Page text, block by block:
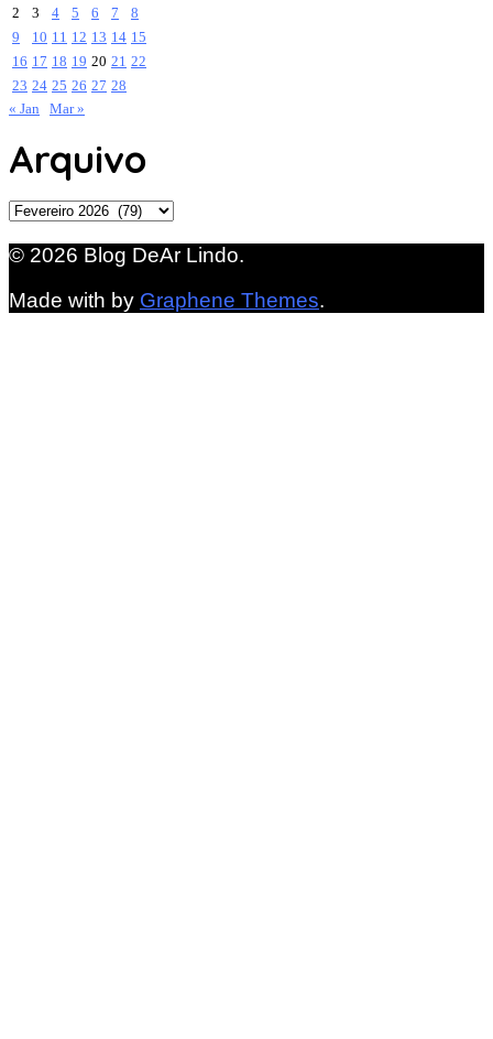
2
3 4 5 6 7
8
9
10 11 12 13 14 15
16 17 18 19 20 21 22
23 24 25 26 27 28
« Jan
Mar »
Arquivo
Arquivo
© 2026 Blog DeAr Lindo.
Made with by Graphene Themes.